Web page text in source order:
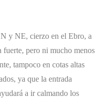
y NE, cierzo en el Ebro, a
fuerte, pero ni mucho menos
tampoco en cotas altas
ya que la entrada
a ir calmando los